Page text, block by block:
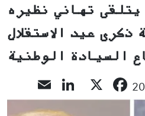
تهاني نظيره
ذكرى عيد الاستقلال
السيادة الوطنية
Facebook